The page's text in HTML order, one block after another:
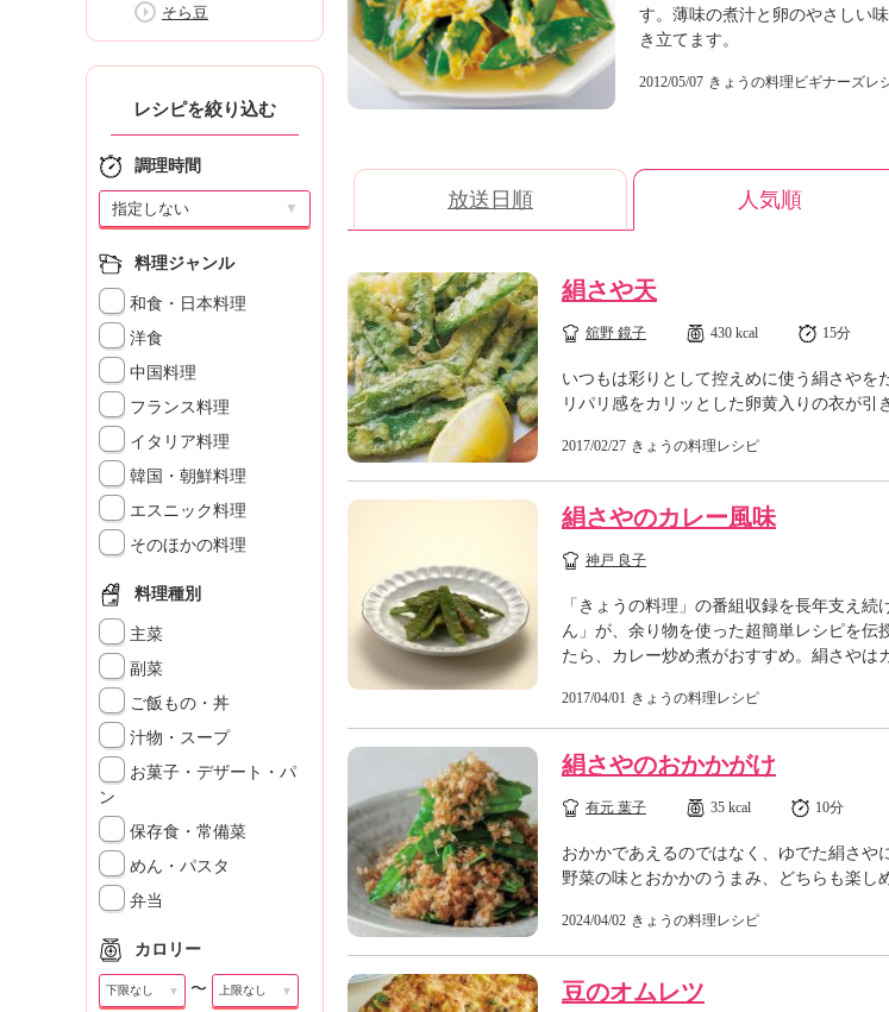
ュ
ケ
ー
シ
ョ
ん
の
き
ょ
う
の
料
理
」
そら豆
レシピを絞り込む
調理時間
▼
料理ジャンル
和食・日本料理
洋食
中国料理
フランス料理
イタリア料理
韓国・朝鮮料理
エスニック料理
そのほかの料理
料理種別
主菜
副菜
ご飯もの・丼
汁物・スープ
お菓子・デザート・パ
ン
保存食・常備菜
めん・パスタ
弁当
カロリー
▼ 〜 ▼
す。薄味の煮汁と卵のやさしい
き立てます。
2012/05/07 きょうの料理ビギナーズレ
放送日順 人気順
絹さや天
舘野 鏡子 430 kcal 15分
いつもは彩りとして控えめに使う絹さやを
リパリ感をカリッとした卵黄入りの衣が引
2017/02/27 きょうの料理レシピ
絹さやのカレー風味
神戸 良子
「きょうの料理」の番組収録を長年支え続
ん」が、余り物を使った超簡単レシピを伝
たら、カレー炒め煮がおすすめ。絹さやは
2017/04/01 きょうの料理レシピ
絹さやのおかかがけ
有元 葉子 35 kcal 10分
おかかであえるのではなく、ゆでた絹さや
野菜の味とおかかのうまみ、どちらも楽し
2024/04/02 きょうの料理レシピ
豆のオムレツ